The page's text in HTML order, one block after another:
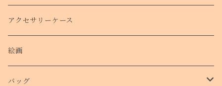
クリスマスコフレ
アクセサリーケース
絵画
バッグ